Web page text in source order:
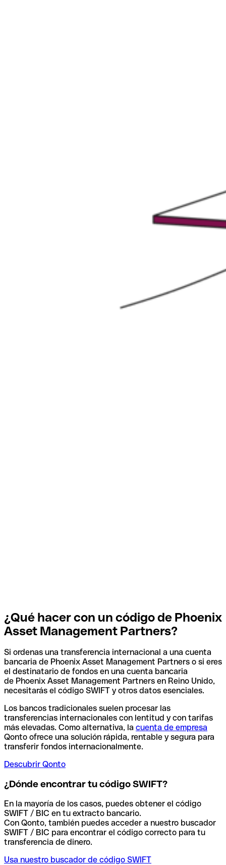
¿Qué hacer con un código de Phoenix
Asset Management Partners?
Si ordenas una transferencia internacional a una cuenta
bancaria de Phoenix Asset Management Partners o si eres
el destinatario de fondos en una cuenta bancaria
de Phoenix Asset Management Partners en Reino Unido,
necesitarás el código SWIFT y otros datos esenciales.
Los bancos tradicionales suelen procesar las
transferencias internacionales con lentitud y con tarifas
más elevadas. Como alternativa, la cuenta de empresa
Qonto ofrece una solución rápida, rentable y segura para
transferir fondos internacionalmente.
Descubrir Qonto
¿Dónde encontrar tu código SWIFT?
En la mayoría de los casos, puedes obtener el código
SWIFT / BIC en tu extracto bancario.
Con Qonto, también puedes acceder a nuestro buscador
SWIFT / BIC para encontrar el código correcto para tu
transferencia de dinero.
Usa nuestro buscador de código SWIFT